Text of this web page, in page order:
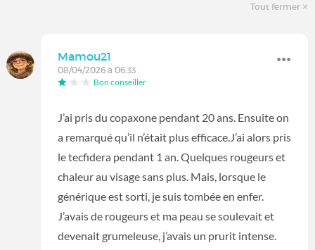
Tout fermer
Mamou21
08/04/2026 à 06:33
Bon conseiller
J’ai pris du copaxone pendant 20 ans. Ensuite on
a remarqué qu’il n’était plus efficace.J’ai alors pris
le tecfidera pendant 1 an. Quelques rougeurs et
chaleur au visage sans plus. Mais, lorsque le
générique est sorti, je suis tombée en enfer.
J’avais de rougeurs et ma peau se soulevait et
devenait grumeleuse, j’avais un prurit intense.